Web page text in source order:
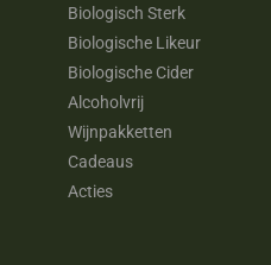
Biologisch Sterk
Biologische Likeur
Biologische Cider
Alcoholvrij
Wijnpakketten
Cadeaus
Acties